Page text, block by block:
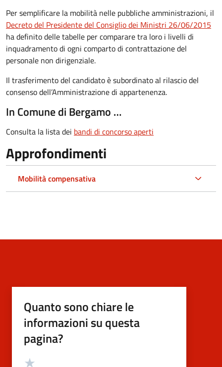
Per semplificare la mobilità nelle pubbliche amministrazioni, il
Decreto del Presidente del Consiglio dei Ministri 26/06/2015
ha definito delle tabelle per comparare tra loro i livelli di
inquadramento di ogni comparto di contrattazione del
personale non dirigenziale.
Il trasferimento del candidato è subordinato al rilascio del
consenso dell’Amministrazione di appartenenza.
In Comune di Bergamo …
Consulta la lista dei bandi di concorso aperti
Approfondimenti
Mobilità compensativa
Quanto sono chiare le
informazioni su questa
pagina?
Valutazione